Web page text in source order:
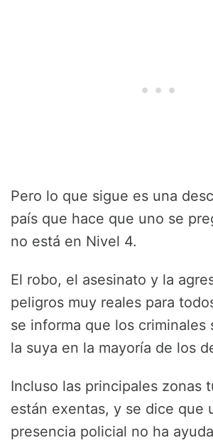
Pero lo que sigue es una
país que hace que uno se
no está en Nivel 4.
El robo, el asesinato y la
peligros muy reales para
se informa que los criminales
la suya en la mayoría de los
Incluso las principales zonas
están exentas, y se dice que
presencia policial no ha